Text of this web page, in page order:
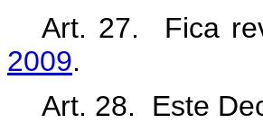
Art. 27. Fica
2009.
Art. 28. Este